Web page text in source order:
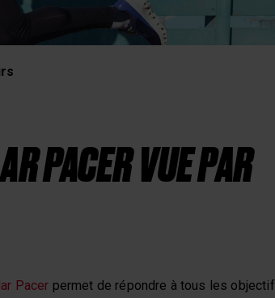
PACER VUE PAR
Pacer permet de répondre à tous les